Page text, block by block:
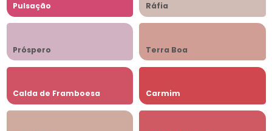
Pulsação Ráfia
Próspero Terra Boa
Calda de Framboesa Carmim